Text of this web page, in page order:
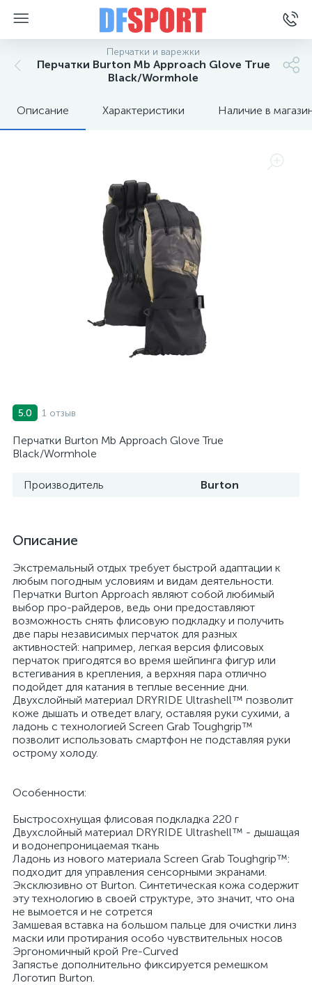
Перчатки и варежки
Перчатки Burton Mb Approach Glove True
Black/Wormhole
Описание Характеристики Наличие в
5.0 1 отзыв
Перчатки Burton Mb Approach Glove True
Black/Wormhole
Производитель Burton
Описание
Экстремальный отдых требует быстрой адаптации к
любым погодным условиям и видам деятельности.
Перчатки Burton Approach являют собой любимый
выбор про-райдеров, ведь они предоставляют
возможность снять флисовую подкладку и получить
две пары независимых перчаток для разных
активностей: например, легкая версия флисовых
перчаток пригодятся во время шейпинга фигур или
встегивания в крепления, а верхняя пара отлично
подойдет для катания в теплые весенние дни.
Двухслойный материал DRYRIDE Ultrashell™ позволит
коже дышать и отведет влагу, оставляя руки сухими, а
ладонь с технологией Screen Grab Toughgrip™
позволит использовать смартфон не подставляя руки
острому холоду.
Особенности:
Быстросохнущая флисовая подкладка 220 г
Двухслойный материал DRYRIDE Ultrashell™ - дышащая
и водонепроницаемая ткань
Ладонь из нового материала Screen Grab Toughgrip™:
подходит для управления сенсорными экранами.
Эксклюзивно от Burton. Синтетическая кожа содержит
эту технологию в своей структуре, это значит, что она
не вымоется и не сотрется
Замшевая вставка на большом пальце для очистки линз
маски или протирания особо чувствительных носов
Эргономичный крой Pre-Curved
Запястье дополнительно фиксируется ремешком
Логотип Burton.